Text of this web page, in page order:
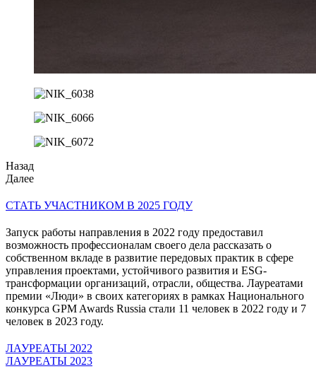
Назад
Далее
СТАТЬ УЧАСТНИКОМ В 2025 ГОДУ
Запуск работы направления в 2022 году предоставил
возможность профессионалам своего дела рассказать о
собственном вкладе в развитие передовых практик в сфере
управления проектами, устойчивого развития и ESG-
трансформации организаций, отрасли, общества. Лауреатами
премии «Люди» в своих категориях в рамках Национального
конкурса GPM Awards Russia стали 11 человек в 2022 году и 7
человек в 2023 году.
ЛАУРЕАТЫ 2022
ЛАУРЕАТЫ 2023